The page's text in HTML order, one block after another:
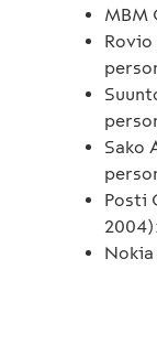
MBM
Sako
Posti